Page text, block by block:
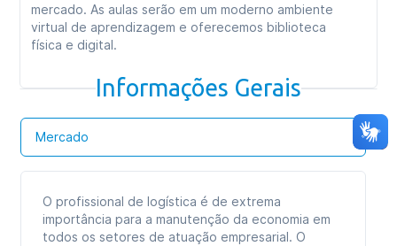
mercado. As aulas serão em um moderno ambiente
virtual de aprendizagem e oferecemos biblioteca
física e digital.
Informações Gerais
Mercado
O profissional de logística é de extrema
importância para a manutenção da economia em
todos os setores de atuação empresarial. O